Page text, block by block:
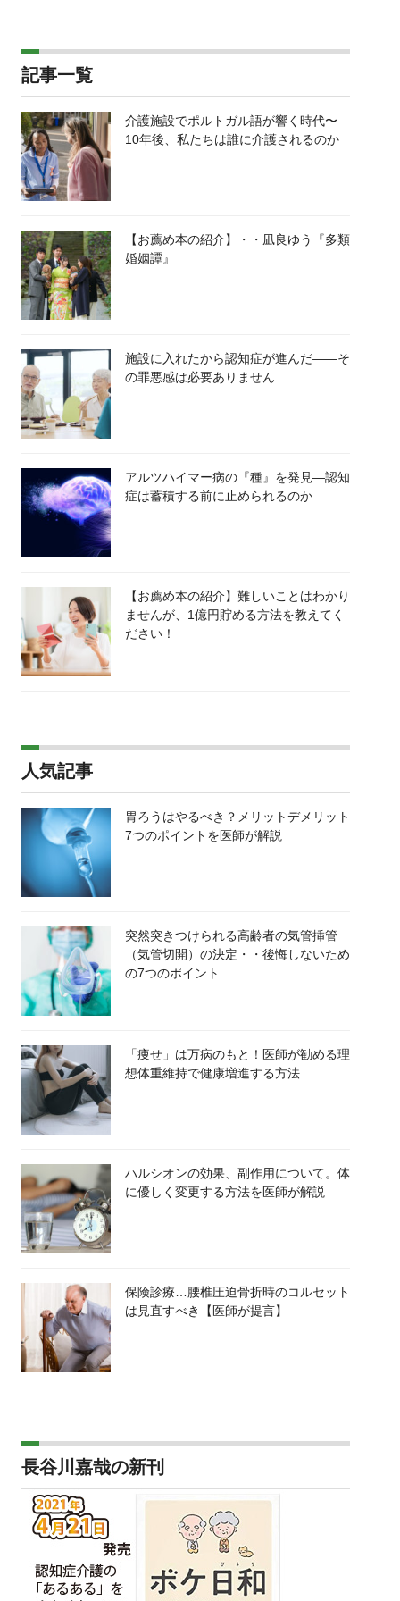
記事一覧
介護施設でポルトガル語が響く時代〜
10年後、私たちは誰に介護されるのか
【お薦め本の紹介】・・凪良ゆう『多類
婚姻譚』
施設に入れたから認知症が進んだ――そ
の罪悪感は必要ありません
アルツハイマー病の『種』を発見―認知
症は蓄積する前に止められるのか
【お薦め本の紹介】難しいことはわかり
ませんが、1億円貯める方法を教えてく
ださい！
人気記事
胃ろうはやるべき？メリットデメリット
7つのポイントを医師が解説
突然突きつけられる高齢者の気管挿管
（気管切開）の決定・・後悔しないため
の7つのポイント
「痩せ」は万病のもと！医師が勧める理
想体重維持で健康増進する方法
ハルシオンの効果、副作用について。体
に優しく変更する方法を医師が解説
保険診療…腰椎圧迫骨折時のコルセット
は見直すべき【医師が提言】
長谷川嘉哉の新刊